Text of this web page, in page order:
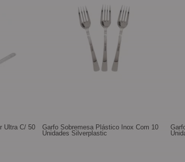
Ultra C/ 50
Garfo Sobremesa Plástico Inox Com 10
Unidades Silverplastic